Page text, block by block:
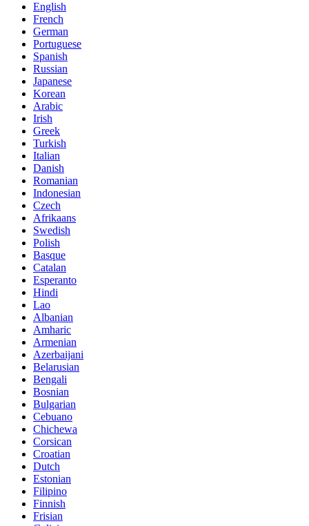
English
French
German
Portuguese
Spanish
Russian
Japanese
Korean
Arabic
Irish
Greek
Turkish
Italian
Danish
Romanian
Indonesian
Czech
Afrikaans
Swedish
Polish
Basque
Catalan
Esperanto
Hindi
Lao
Albanian
Amharic
Armenian
Azerbaijani
Belarusian
Bengali
Bosnian
Bulgarian
Cebuano
Chichewa
Corsican
Croatian
Dutch
Estonian
Filipino
Finnish
Frisian